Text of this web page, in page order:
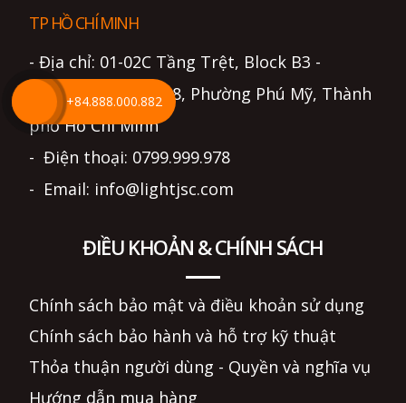
TP HỒ CHÍ MINH
- Địa chỉ: 01-02C Tầng Trệt, Block B3 -
Eratown, Đường D8, Phường Phú Mỹ, Thành
phố Hồ Chí Minh
- Điện thoại: 0799.999.978
- Email: info@lightjsc.com
ĐIỀU KHOẢN & CHÍNH SÁCH
Chính sách bảo mật và điều khoản sử dụng
Chính sách bảo hành và hỗ trợ kỹ thuật
Thỏa thuận người dùng - Quyền và nghĩa vụ
Hướng dẫn mua hàng
+84.888.000.882